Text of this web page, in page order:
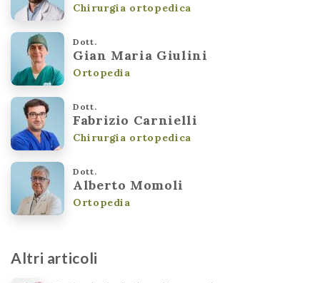
Chirurgia ortopedica
Dott.
Gian Maria Giulini
Ortopedia
Dott.
Fabrizio Carnielli
Chirurgia ortopedica
Dott.
Alberto Momoli
Ortopedia
Altri articoli